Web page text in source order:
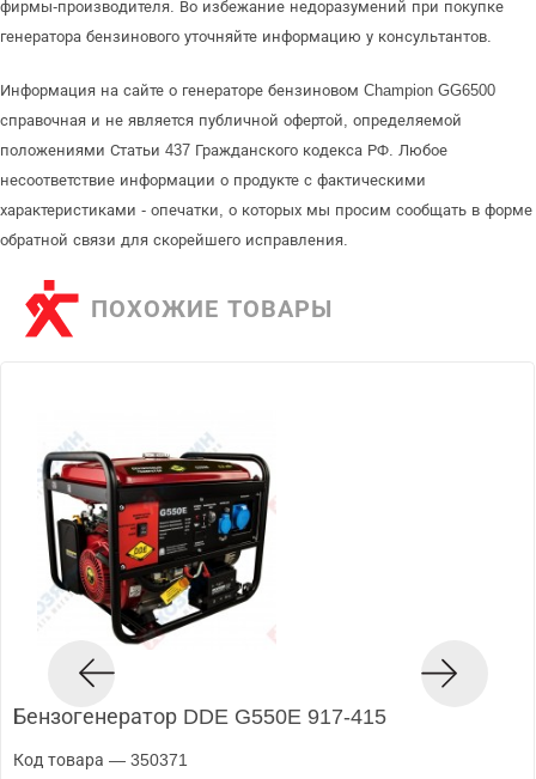
фирмы-производителя. Во избежание недоразумений при покупке
генератора бензинового уточняйте информацию у консультантов.
Информация на сайте о генераторе бензиновом Champion GG6500
справочная и не является публичной офертой, определяемой
положениями Статьи 437 Гражданского кодекса РФ. Любое
несоответствие информации о продукте с фактическими
характеристиками - опечатки, о которых мы просим сообщать в форме
обратной связи для скорейшего исправления.
ПОХОЖИЕ ТОВАРЫ
Бензогенератор DDE G550E 917-415
Код товара — 350371